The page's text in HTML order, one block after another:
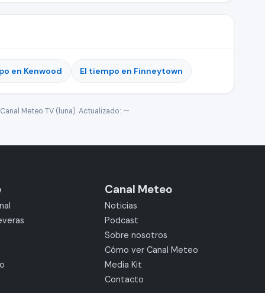
en Kenwood El tiempo en Finneytown
Meteo TV (luna). Actualizado: —
Canal Meteo
Noticias
Podcast
Sobre nosotros
Cómo ver Canal Meteo
Media Kit
Contacto